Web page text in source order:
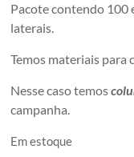
Pacote contendo 100
laterais.
Temos materiais para
Nesse caso temos
campanha.
Em estoque